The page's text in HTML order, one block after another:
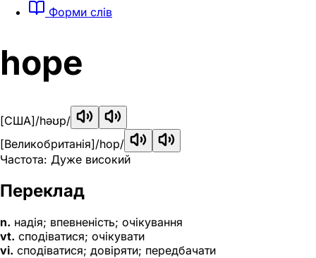
Форми слів
hope
[США]/həʊp/
[Великобританія]/hop/
Частота: Дуже високий
Переклад
n. надія; впевненість; очікування
vt. сподіватися; очікувати
vi. сподіватися; довіряти; передбачати